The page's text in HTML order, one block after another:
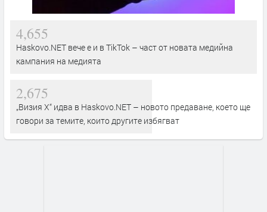
4,655
Haskovo.NET вече е и в TikTok – част от новата медийна
кампания на медията
2,675
„Визия Х“ идва в Haskovo.NET – новото предаване, което ще
говори за темите, които другите избягват